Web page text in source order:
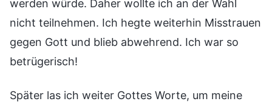
werden würde. Daher wollte ich an der Wahl
nicht teilnehmen. Ich hegte weiterhin Misstrauen
gegen Gott und blieb abwehrend. Ich war so
betrügerisch!
Später las ich weiter Gottes Worte, um meine